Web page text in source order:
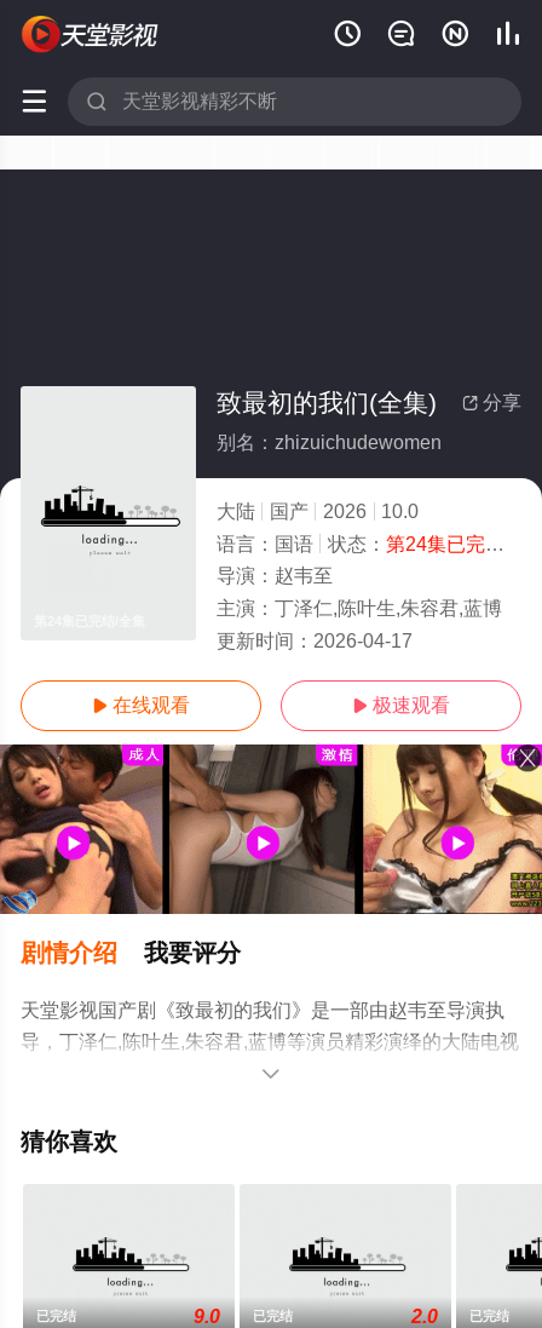
   
 
 分享
致最初的我们(全集)
别名：zhizuichudewomen
大陆 国产 2026
10.0
语言： 国语 状态： 第24集已完结
导演： 赵韦至
主演： 丁泽仁,陈叶生,朱容君,蓝博
更新时间： 2026-04-17
 在线观看  极速观看
剧情介绍 我要评分
天堂影视国产剧《致最初的我们》是一部由赵韦至导演执
导，丁泽仁,陈叶生,朱容君,蓝博等演员精彩演绎的大陆电视
剧，大结局剧情已揭晓（第24集已完结），手机免费观看
信息可移步至豆瓣电视剧、电视猫或剧情网等平台了解。

猜你喜欢
已完结 9.0 已完结 2.0 已完结